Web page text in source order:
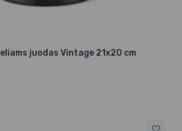
juodas Vintage 21x20 cm